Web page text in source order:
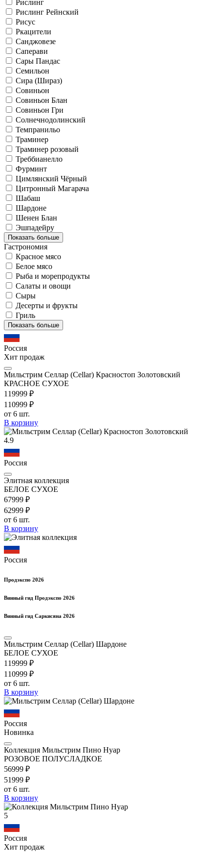
Рислинг
Рислинг Рейнский
Рисус
Ркацители
Санджовезе
Саперави
Сары Пандас
Семильон
Сира (Шираз)
Совиньон
Совиньон Блан
Совиньон Гри
Солнечнодолинский
Темпранильо
Траминер
Траминер розовый
Треббианелло
Фурминт
Цимлянский Чёрный
Цитронный Магарача
Шабаш
Шардоне
Шенен Блан
Эшпадейру
Показать больше
Гастрономия
Красное мясо
Белое мясо
Рыба и морепродукты
Салаты и овощи
Сыры
Десерты и фрукты
Гриль
Показать больше
Россия
Хит продаж
Мильстрим Селлар (Cellar) Красностоп Золотовский
КРАСНОЕ СУХОЕ
119999 ₽
110999 ₽
от 6 шт.
В корзину
4.9
Россия
Элитная коллекция
БЕЛОЕ СУХОЕ
67999 ₽
62999 ₽
от 6 шт.
В корзину
Россия
Продэкспо 2026
Винный гид Продэкспо 2026
Винный гид Саркисяна 2026
Мильстрим Селлар (Cellar) Шардоне
БЕЛОЕ СУХОЕ
119999 ₽
110999 ₽
от 6 шт.
В корзину
Россия
Новинка
Коллекция Мильстрим Пино Нуар
РОЗОВОЕ ПОЛУСЛАДКОЕ
56999 ₽
51999 ₽
от 6 шт.
В корзину
5
Россия
Хит продаж